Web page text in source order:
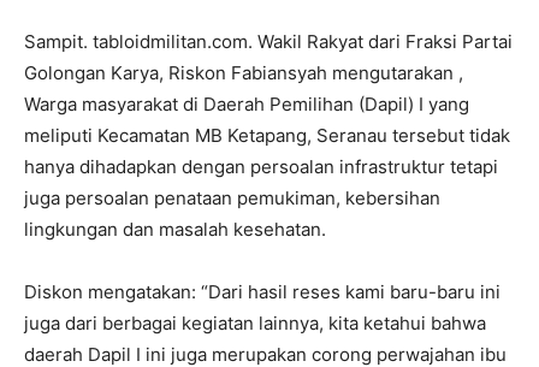
Sampit. tabloidmilitan.com. Wakil Rakyat dari Fraksi Partai
Golongan Karya, Riskon Fabiansyah mengutarakan ,
Warga masyarakat di Daerah Pemilihan (Dapil) I yang
meliputi Kecamatan MB Ketapang, Seranau tersebut tidak
hanya dihadapkan dengan persoalan infrastruktur tetapi
juga persoalan penataan pemukiman, kebersihan
lingkungan dan masalah kesehatan.
Diskon mengatakan: “Dari hasil reses kami baru-baru ini
juga dari berbagai kegiatan lainnya, kita ketahui bahwa
daerah Dapil I ini juga merupakan corong perwajahan ibu